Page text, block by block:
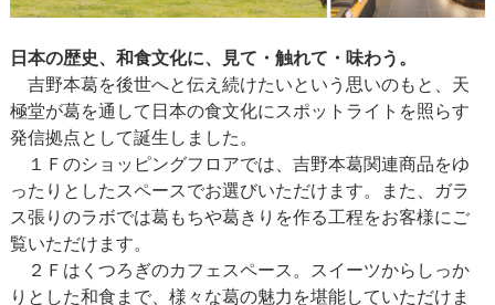
日本の歴史、和食文化に、見て・触れて・味わう。
吉野本葛を後世へと伝え続けたいという思いのもと、天
極堂が葛を通して日本の食文化にスポットライトを照らす
発信拠点として誕生しました。
１Ｆのショッピングフロアでは、吉野本葛関連商品をゆ
ったりとしたスペースでお選びいただけます。また、ガラ
ス張りのラボでは葛もちや葛きりを作る工程をお客様にご
覧いただけます。
２Ｆはくつろぎのカフェスペース。スイーツからしっか
りとした和食まで、様々な葛の魅力を堪能していただけま